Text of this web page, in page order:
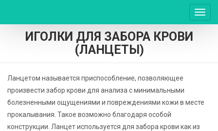
ИГОЛКИ ДЛЯ ЗАБОРА КРОВИ
(ЛАНЦЕТЫ)
Ланцетом называется приспособление, позволяющее
произвести забор крови для анализа с минимальными
болезненными ощущениями и повреждениями кожи в месте
прокалывания. Такое возможно благодаря особой
конструкции. Ланцет используется для забора крови как из